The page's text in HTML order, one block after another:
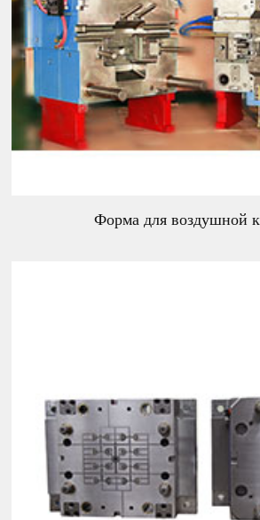
Форма для воздушной